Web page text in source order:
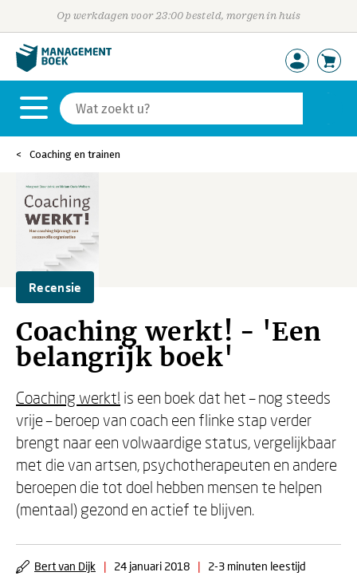
Op werkdagen voor 23:00 besteld, morgen in huis
Coaching en trainen
Recensie
Coaching werkt! - 'Een
belangrijk boek'
Coaching werkt! is een boek dat het – nog steeds
vrije – beroep van coach een flinke stap verder
brengt naar een volwaardige status, vergelijkbaar
met die van artsen, psychotherapeuten en andere
beroepen die tot doel hebben mensen te helpen
(mentaal) gezond en actief te blijven.
Bert van Dijk | 24 januari 2018 | 2-3 minuten leestijd